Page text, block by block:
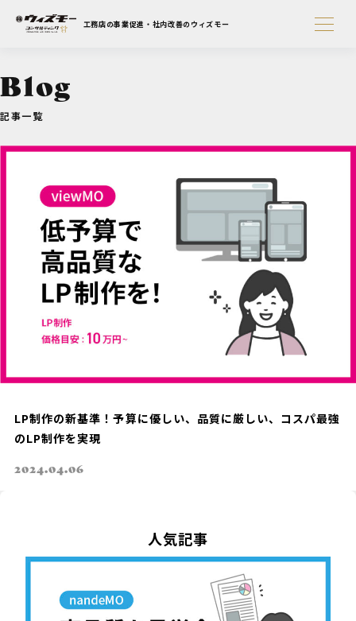
工務店の事業促進・社内改善のウィズモー
Blog
記事一覧
LP制作の新基準！予算に優しい、品質に厳しい、コスパ最強
のLP制作を実現
2024.04.06
人気記事